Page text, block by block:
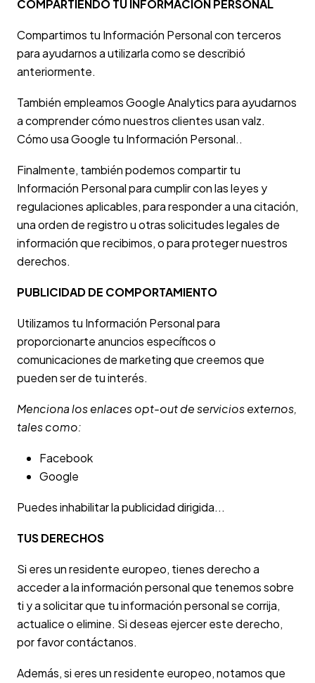
COMPARTIENDO TU INFORMACIÓN PERSONAL
Compartimos tu Información Personal con terceros
para ayudarnos a utilizarla como se describió
anteriormente.
También empleamos Google Analytics para ayudarnos
a comprender cómo nuestros clientes usan valz.
Cómo usa Google tu Información Personal..
Finalmente, también podemos compartir tu
Información Personal para cumplir con las leyes y
regulaciones aplicables, para responder a una citación,
una orden de registro u otras solicitudes legales de
información que recibimos, o para proteger nuestros
derechos.
PUBLICIDAD DE COMPORTAMIENTO
Utilizamos tu Información Personal para
proporcionarte anuncios específicos o
comunicaciones de marketing que creemos que
pueden ser de tu interés.
Menciona los enlaces opt-out de servicios externos,
tales como:
Facebook
Google
Puedes inhabilitar la publicidad dirigida...
TUS DERECHOS
Si eres un residente europeo, tienes derecho a
acceder a la información personal que tenemos sobre
ti y a solicitar que tu información personal se corrija,
actualice o elimine. Si deseas ejercer este derecho,
por favor contáctanos.
Además, si eres un residente europeo, notamos que